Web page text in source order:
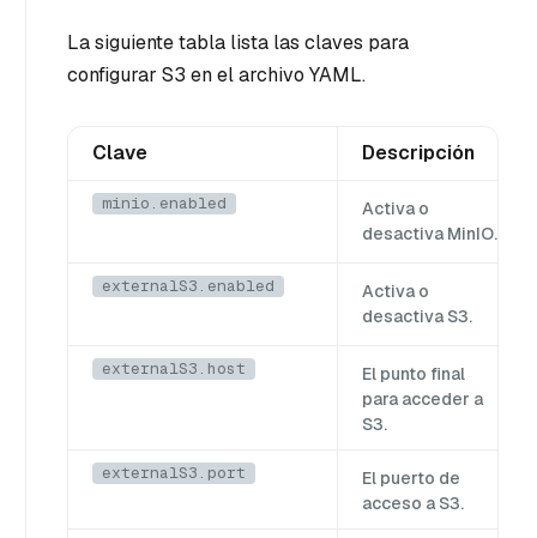
La siguiente tabla lista las claves para
configurar S3 en el archivo YAML.
Clave Descripción
minio.enabled
Activa o
desactiva MinIO.
externalS3.enabled
Activa o
desactiva S3.
externalS3.host
El punto final
para acceder a
S3.
externalS3.port
El puerto de
acceso a S3.